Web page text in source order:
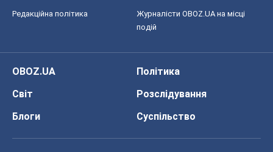
Редакційна політика
Журналісти OBOZ.UA на місці
подій
OBOZ.UA
Політика
Світ
Розслідування
Блоги
Суспільство